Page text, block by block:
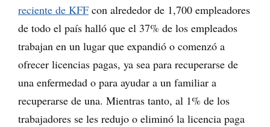
reciente de KFF con alrededor de 1,700 empleadores
de todo el país halló que el 37% de los empleados
trabajan en un lugar que expandió o comenzó a
ofrecer licencias pagas, ya sea para recuperarse de
una enfermedad o para ayudar a un familiar a
recuperarse de una. Mientras tanto, al 1% de los
trabajadores se les redujo o eliminó la licencia paga